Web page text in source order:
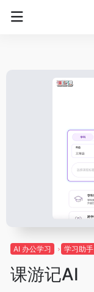
AI 办公学习 学习助手
课游记AI